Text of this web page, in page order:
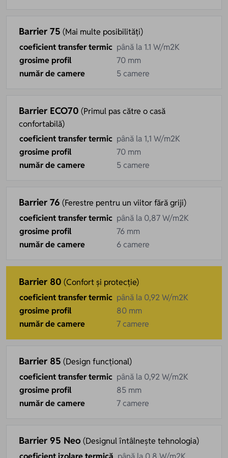
Barrier 75 (Mai multe posibilități)
coeficient transfer termic până la 1.1 W/m2K
grosime profil
70 mm
număr de camere
5 camere
Barrier ECO70 (Primul pas către o casă
confortabilă)
coeficient transfer termic până la 1,1 W/m2K
grosime profil
70 mm
număr de camere
5 camere
Barrier 76 (Ferestre pentru un viitor fără griji)
coeficient transfer termic până la 0,87 W/m2K
grosime profil
76 mm
număr de camere
6 camere
Barrier 80 (Confort și protecție)
coeficient transfer termic până la 0,92 W/m2K
grosime profil
80 mm
număr de camere
7 camere
Barrier 85 (Design funcțional)
coeficient transfer termic până la 0,92 W/m2K
grosime profil
85 mm
număr de camere
7 camere
Barrier 95 Neo (Designul întâlnește tehnologia)